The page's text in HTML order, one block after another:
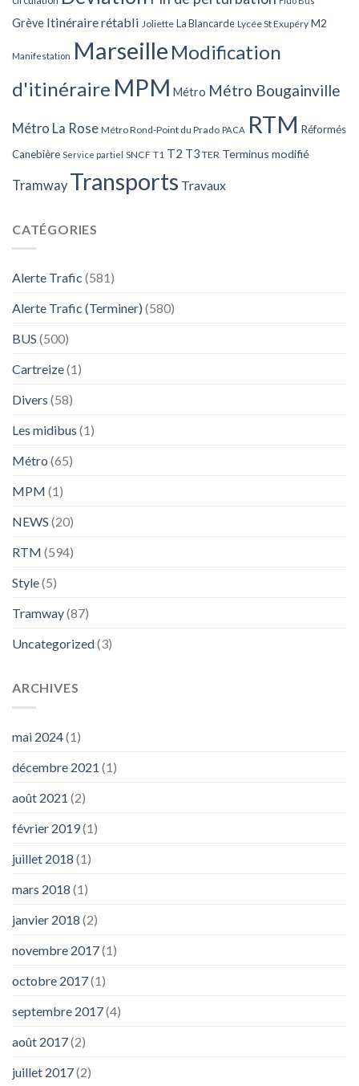
Grève Itinéraire rétabli Joliette La Blancarde Lycée St Exupéry M2
Manifestation Marseille Modification
d'itinéraire MPM Métro Métro Bougainville
Métro La Rose Métro Rond-Point du Prado PACA RTM Réformés
Canebière Service partiel SNCF T1 T2 T3 TER Terminus modifié
Tramway Transports Travaux
CATÉGORIES
Alerte Trafic (581)
Alerte Trafic (Terminer) (580)
BUS (500)
Cartreize(1)
Divers (58)
Les midibus (1)
Métro (65)
MPM (1)
NEWS (20)
RTM (594)
Style(5)
Tramway(87)
Uncategorized(3)
ARCHIVES
mai 2024(1)
décembre 2021 (1)
août 2021 (2)
février 2019(1)
juillet 2018 (1)
mars 2018 (1)
janvier 2018 (2)
novembre 2017(1)
octobre 2017(1)
septembre 2017(4)
août 2017(2)
juillet 2017(2)